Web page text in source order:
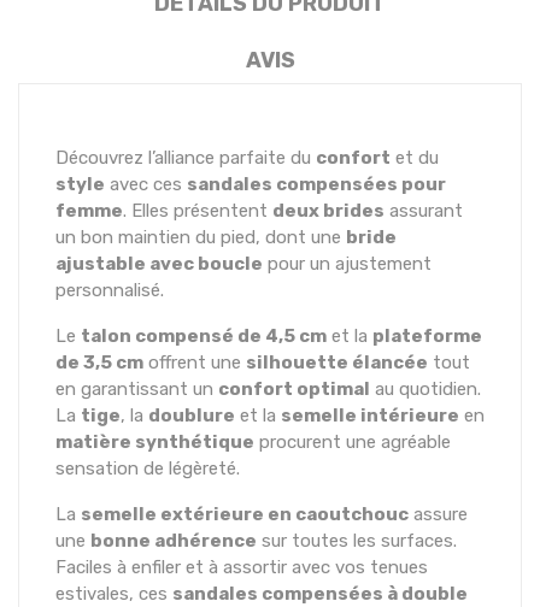
AVIS
Découvrez l’alliance parfaite du confort et du
style avec ces sandales compensées pour
femme. Elles présentent deux brides assurant
un bon maintien du pied, dont une bride
ajustable avec boucle pour un ajustement
personnalisé.
Le talon compensé de 4,5 cm et la plateforme
de 3,5 cm offrent une silhouette élancée tout
en garantissant un confort optimal au quotidien.
La tige, la doublure et la semelle intérieure en
matière synthétique procurent une agréable
sensation de légèreté.
La semelle extérieure en caoutchouc assure
une bonne adhérence sur toutes les surfaces.
Faciles à enfiler et à assortir avec vos tenues
estivales, ces sandales compensées à double